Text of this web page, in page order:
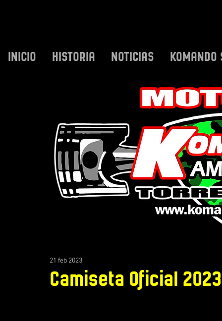
INICIO HISTORIA NOTICIAS KOMANDO
Camiseta Oficial 2023
21 feb 2023